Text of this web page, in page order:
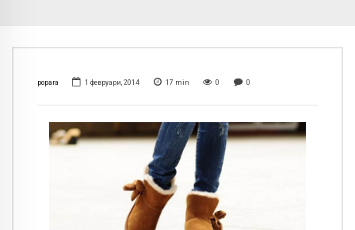
popara 1 февруари, 2014 17 min 0 0